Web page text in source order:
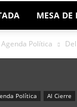
MESA DE
Agenda Política
Política Al Cierre